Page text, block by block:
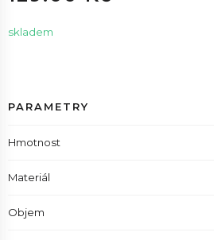
skladem
PARAMETRY
Hmotnost
Materiál
Objem